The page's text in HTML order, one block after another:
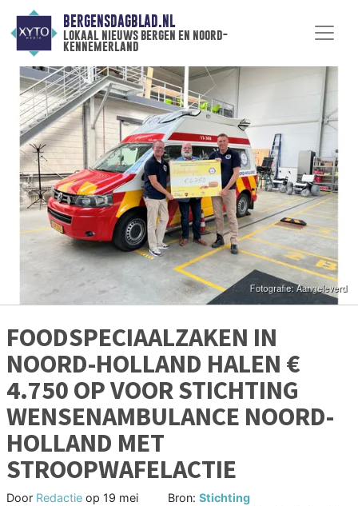
BERGENSDAGBLAD.NL
lokaal nieuws bergen en noord-
kennemerland
FOODSPECIAALZAKEN IN
NOORD-HOLLAND HALEN €
4.750 OP VOOR STICHTING
WENSENAMBULANCE NOORD-
HOLLAND MET
STROOPWAFELACTIE
Door Redactie op 19 mei
Bron:Stichting